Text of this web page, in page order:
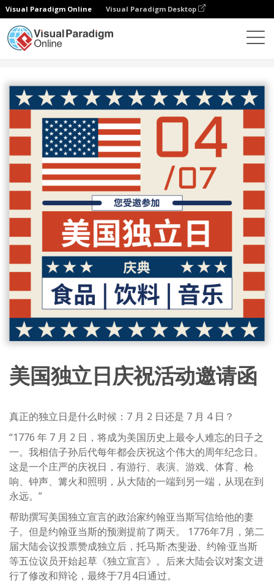
Visual Paradigm Online Visual Paradigm Desktop
美国独立日庆祝活动邀请函
真正的独立日是什么时候：7 月 2 日还是 7 月 4 日？
“1776 年 7 月 2 日，将成为美国历史上最令人难忘的日子之
一。我相信子孙后代每年都会庆祝这个伟大的周年纪念日。
这是一个庄严的庆祝日，有游行、表演、游戏、体育、枪
响、钟声、篝火和照明，从大陆的一端到另一端，从现在到
永远。”
帮助撰写美国独立宣言的政治家约翰亚当斯写信给他的妻
子。但是约翰亚当斯的预测提前了两天。 1776年7月，第二
届大陆会议投票赞成独立后，托马斯·杰斐逊、约翰·亚当斯
等五位议员开始起草《独立宣言》。后来大陆会议对案文进
行了修改和辩论，最终于7月4日通过。